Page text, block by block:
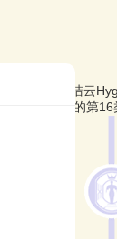
爱璐儿、洁云
于商标分类的第